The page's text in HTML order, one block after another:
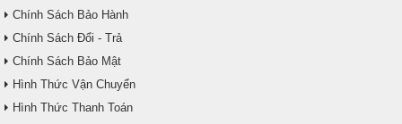
Chính Sách Bảo Hành
Chính Sách Đổi - Trả
Chính Sách Bảo Mật
Hình Thức Vận Chuyển
Hình Thức Thanh Toán